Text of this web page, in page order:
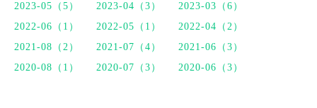
2023-05（5） 2023-04（3）
2023-03（6）
2022-06（1） 2022-05（1）
2022-04（2）
2021-08（2） 2021-07（4）
2021-06（3）
2020-08（1） 2020-07（3） 2020-06（3）